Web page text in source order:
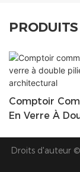
Comptoir
En Verre À
Droits d'auteur ©